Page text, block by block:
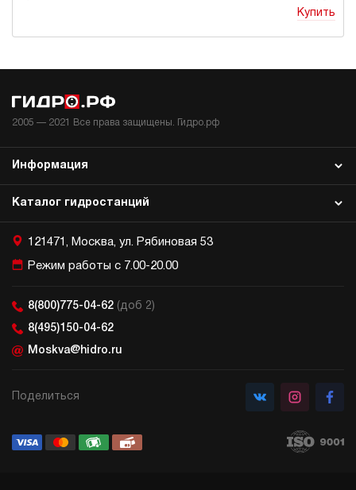
Купить
2005 — 2021 Все права защищены. Гидро.рф
Каталог гидростанций
Информация
121471, Москва, ул. Рябиновая 53
Режим работы с 7.00-20.00
8(800)775-04-62 (доб 2)
8(495)150-04-62
Moskva@hidro.ru
Поделиться